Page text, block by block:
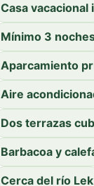
Casa
Mínimo 3
Aparcamiento
Aire
Dos terrazas
Barbacoa y
Cerca del río Lek